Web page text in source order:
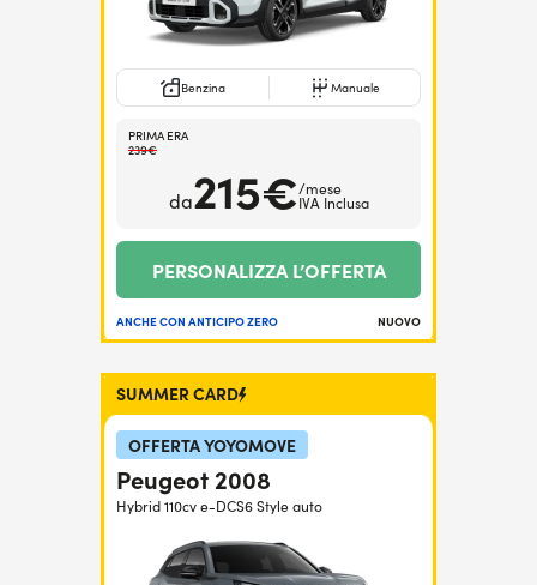
Benzina Manuale
PRIMA ERA
239€
da215€/mese
IVA Inclusa
PERSONALIZZA L’OFFERTA
ANCHE CON ANTICIPO ZERO NUOVO
SUMMER CARD
OFFERTA YOYOMOVE
Peugeot 2008
Hybrid 110cv e-DCS6 Style auto